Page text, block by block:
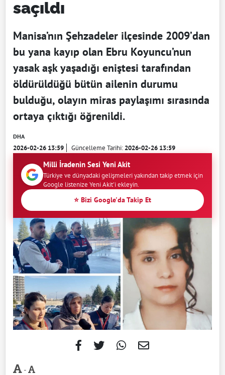
saçıldı
Manisa’nın Şehzadeler ilçesinde 2009’dan
bu yana kayıp olan Ebru Koyuncu’nun
yasak aşk yaşadığı eniştesi tarafından
öldürüldüğü bütün ailenin durumu
bulduğu, olayın miras paylaşımı sırasında
ortaya çıktığı öğrenildi.
DHA
2026-02-26 13:59 Güncelleme Tarihi:2026-02-26 13:59
Milli İradenin Sesi Yeni Akit
Türkiye ve dünyadaki gelişmeleri yakından takip etmek için
Google listenize Yeni Akit'i ekleyin.
⭐ Bizi Google'da Takip Et
-